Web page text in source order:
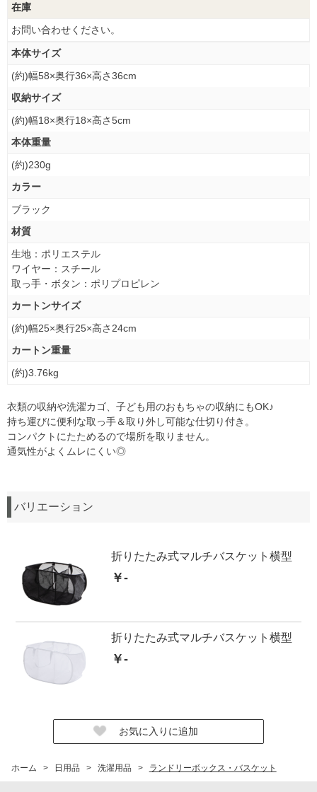
在庫
お問い合わせください。
本体サイズ
(約)幅58×奥行36×高さ36cm
収納サイズ
(約)幅18×奥行18×高さ5cm
本体重量
(約)230g
カラー
ブラック
材質
生地：ポリエステル
ワイヤー：スチール
取っ手・ボタン：ポリプロピレン
カートンサイズ
(約)幅25×奥行25×高さ24cm
カートン重量
(約)3.76kg
衣類の収納や洗濯カゴ、子ども用のおもちゃの収納にもOK♪
持ち運びに便利な取っ手＆取り外し可能な仕切り付き。
コンパクトにたためるので場所を取りません。
通気性がよくムレにくい◎
バリエーション
折りたたみ式マルチバスケット横型
￥-
折りたたみ式マルチバスケット横型
￥-
ホーム > 日用品 > 洗濯用品 > ランドリーボックス・バスケット